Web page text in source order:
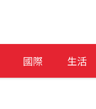
國際 生活